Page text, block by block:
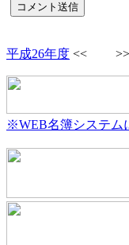
平成26年度 << >>
※WEB名簿システム